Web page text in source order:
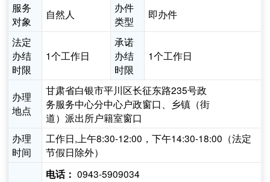
服务
对象
自然人
办件
类型
即办件
法定
办结
时限
1个工作日
承诺
办结
时限
1个工作日
办理
地点
甘肃省白银市平川区长征东路235号政
务服务中心分中心户政窗口、乡镇（街
道）派出所户籍室窗口
办理
时间
工作日,上午8:30-12:00，下午14:30-18:00（法定
节假日除外）
电话： 0943-5909034